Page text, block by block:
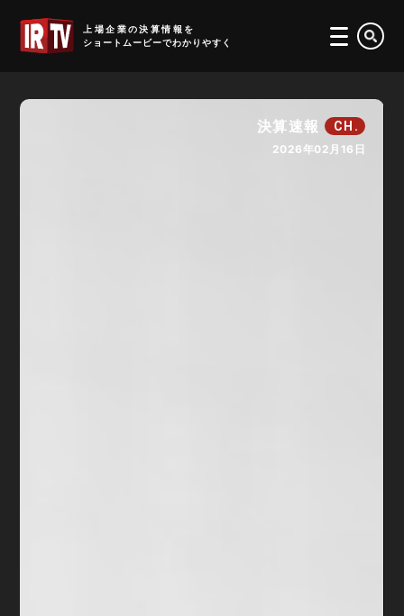
上場企業の決算情報を
ショートムービーでわかりやすく
決算速報 CH.
2026年02月16日